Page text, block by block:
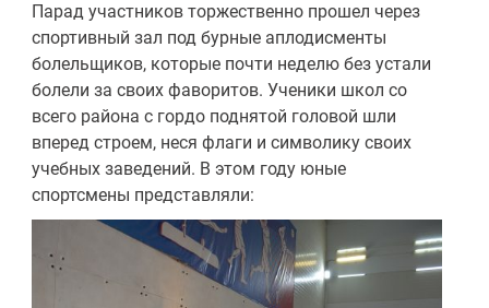
Парад участников торжественно прошел через
спортивный зал под бурные аплодисменты
болельщиков, которые почти неделю без устали
болели за своих фаворитов. Ученики школ со
всего района с гордо поднятой головой шли
вперед строем, неся флаги и символику своих
учебных заведений. В этом году юные
спортсмены представляли: